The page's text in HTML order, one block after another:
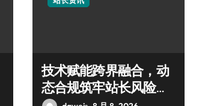
技术赋能跨界融合，动
态合规筑牢站长风险防